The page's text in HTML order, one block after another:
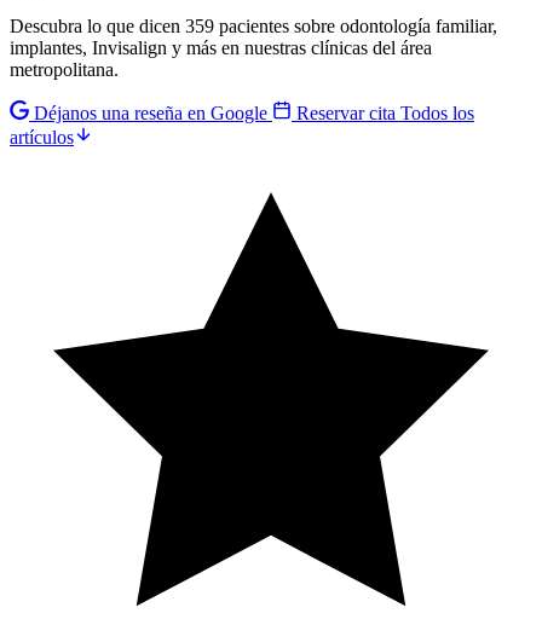
Descubra lo que dicen 359 pacientes sobre odontología familiar,
implantes, Invisalign y más en nuestras clínicas del área
metropolitana.
Déjanos una reseña en Google Reservar cita Todos los
artículos